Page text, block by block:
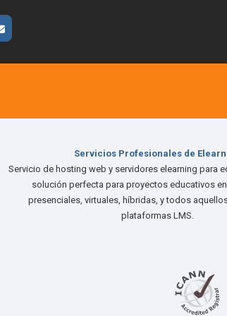
Servicios Profesionales de
Servicio de hosting web y servidores elearning para
solución perfecta para proyectos educativos
presenciales, virtuales, híbridas, y todos
plataformas LMS.